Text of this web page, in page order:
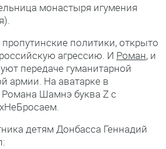
монастыря игумения
политики, открыто
агрессию. И Роман, и
передаче гуманитарной
армии. На аватарке в
Романа Шамнэ буква Z c
детям Донбасса Геннадий